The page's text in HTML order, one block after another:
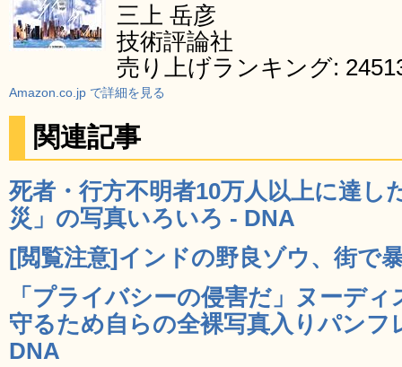
三上 岳彦
技術評論社
売り上げランキング:
Amazon.co.jp で詳細を見る
関連記事
死者・行方不明者10万人以上に達し
災」の写真いろいろ - DNA
[閲覧注意]インドの野良ゾウ、街で
「プライバシーの侵害だ」ヌーデ
守るため自らの全裸写真入りパンフ
DNA